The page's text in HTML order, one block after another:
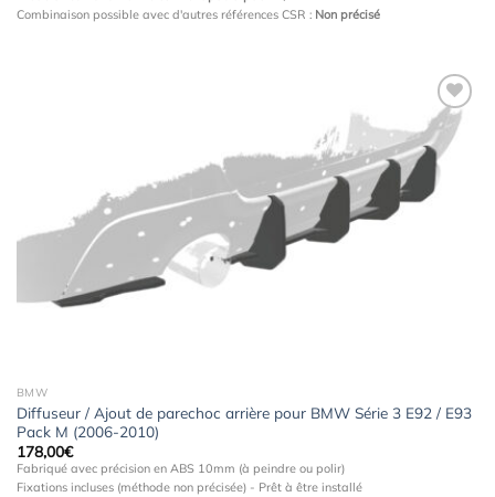
Combinaison possible avec d'autres références CSR : Non précisé
Ajouter
à la
wishlist
BMW
Diffuseur / Ajout de parechoc arrière pour BMW Série 3 E92 / E93
Pack M (2006-2010)
178,00€
Fabriqué avec précision en ABS 10mm (à peindre ou polir)
Fixations incluses (méthode non précisée) - Prêt à être installé